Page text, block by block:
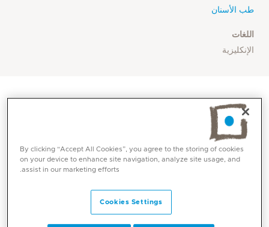
طب الأسنان
اللغات
الإنكليزية
الاتصال
Mediclinic Middle East Corporate Office
By clicking “Accept All Cookies”, you agree to the storing of cookies
on your device to enhance site navigation, analyze site usage, and
assist in our marketing efforts.
Cookies Settings